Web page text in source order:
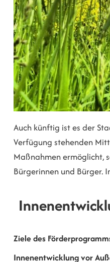
Auch künftig ist es der
Verfügung stehenden
Maßnahmen ermöglicht,
Bürgerinnen und Bürger.
Ziele des
Innenentwicklung vor